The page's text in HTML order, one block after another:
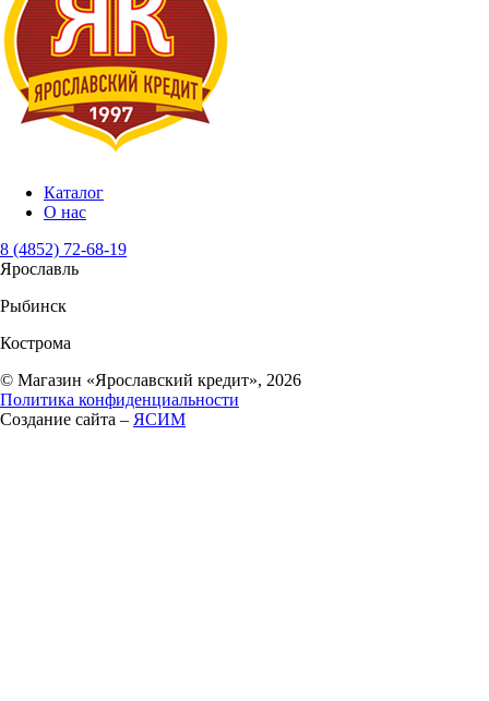
Каталог
О нас
8 (4852) 72-68-19
Ярославль
Рыбинск
Кострома
© Магазин «Ярославский кредит», 2026
Политика конфиденциальности
Создание сайта – ЯСИМ